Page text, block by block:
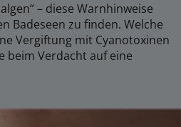
– diese Warnhinweise
Badeseen zu finden. Welche
Vergiftung mit Cyanotoxinen
beim Verdacht auf eine